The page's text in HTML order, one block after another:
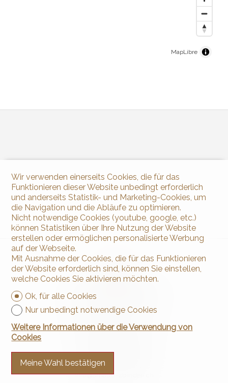
MapLibre
Kontaktieren Sie uns
Tel.+41 32 835 30 05
info@arnaud-zbinden.ch
Wir verwenden einerseits Cookies, die für das
Funktionieren dieser Website unbedingt erforderlich
und anderseits Statistik- und Marketing-Cookies, um
die Navigation und die Abläufe zu optimieren.
Nicht notwendige Cookies (youtube, google, etc.)
können Statistiken über Ihre Nutzung der Website
erstellen oder ermöglichen personalisierte Werbung
auf der Webseite.
Mit Ausnahme der Cookies, die für das Funktionieren
der Website erforderlich sind, können Sie einstellen,
welche Cookies Sie aktivieren möchten.
Ok, für alle Cookies
Nur unbedingt notwendige Cookies
Weitere Informationen über die Verwendung von
Cookies
Meine Wahl bestätigen